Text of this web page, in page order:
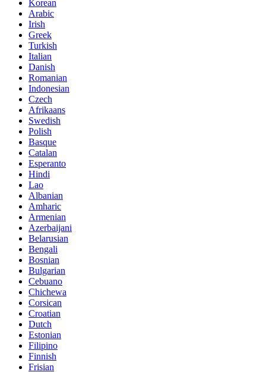
Korean
Arabic
Irish
Greek
Turkish
Italian
Danish
Romanian
Indonesian
Czech
Afrikaans
Swedish
Polish
Basque
Catalan
Esperanto
Hindi
Lao
Albanian
Amharic
Armenian
Azerbaijani
Belarusian
Bengali
Bosnian
Bulgarian
Cebuano
Chichewa
Corsican
Croatian
Dutch
Estonian
Filipino
Finnish
Frisian